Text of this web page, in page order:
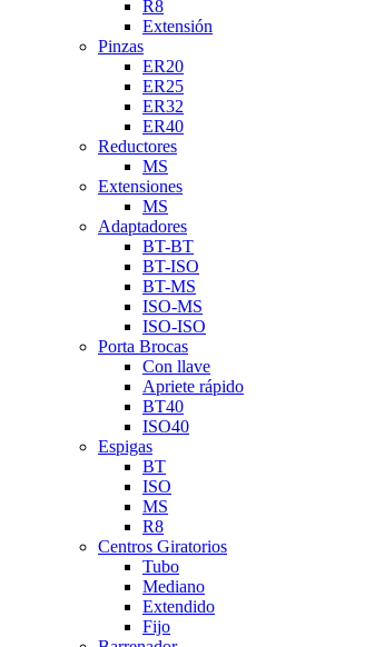
R8
Extensión
Pinzas
ER20
ER25
ER32
ER40
Reductores
MS
Extensiones
MS
Adaptadores
BT-BT
BT-ISO
BT-MS
ISO-MS
ISO-ISO
Porta Brocas
Con llave
Apriete rápido
BT40
ISO40
Espigas
BT
ISO
MS
R8
Centros Giratorios
Tubo
Mediano
Extendido
Fijo